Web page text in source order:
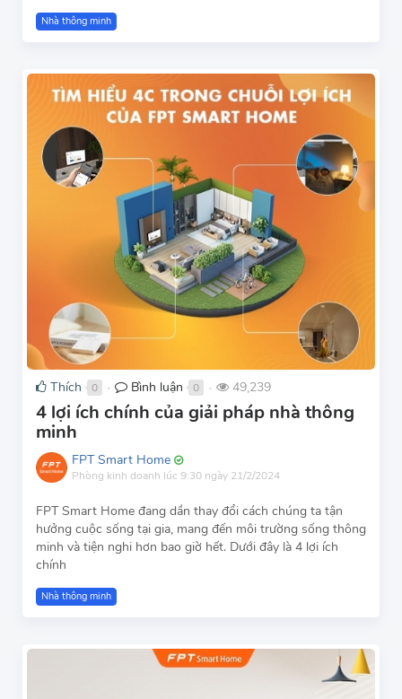
Nhà thông minh
Thích 0 ● Bình luận 0 ● 49,239
4 lợi ích chính của giải pháp nhà thông
minh
FPT Smart Home
Phòng kinh doanh lúc 9:30 ngày 21/2/2024
FPT Smart Home đang dần thay đổi cách chúng ta tận
hưởng cuộc sống tại gia, mang đến môi trường sống thông
minh và tiện nghi hơn bao giờ hết. Dưới đây là 4 lợi ích
chính
Nhà thông minh